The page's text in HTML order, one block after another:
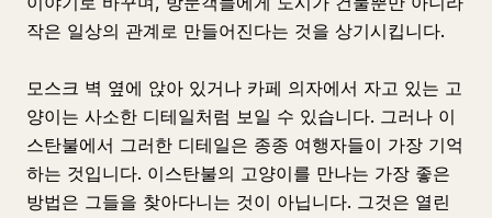
작은 일상의 관계로 만들어진다는 것을 상기시킵니다.
모스크 벽 옆에 앉아 있거나 카페 의자에서 자고 있는 고
양이는 사소한 디테일처럼 보일 수 있습니다. 그러나 이
스탄불에서 그러한 디테일은 종종 여행자들이 가장 기억
하는 것입니다. 이스탄불의 고양이를 만나는 가장 좋은
방법은 그들을 찾아다니는 것이 아닙니다. 그것은 열린